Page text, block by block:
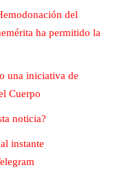
del
ha permitido la
una iniciativa de
Cuerpo
noticia?
instante